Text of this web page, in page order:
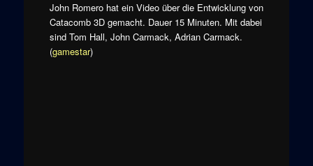
John Romero hat ein Video über die Entwicklung von
Catacomb 3D gemacht. Dauer 15 Minuten. Mit dabei
sind Tom Hall, John Carmack, Adrian Carmack.
(gamestar)